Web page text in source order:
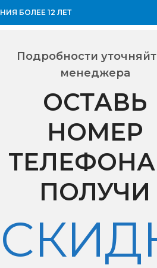
Подробности
менеджера
ОСТАВЬ
НОМЕР
ПОЛУЧИ
БОЛЕЕ 12 ЛЕТ
8,5